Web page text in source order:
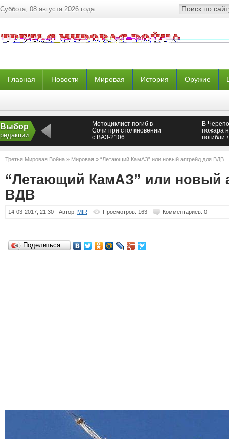
Суббота, 08 августа 2026 года
Главная Новости Мировая История Оружие
Выбор
редакции
Мотоциклист погиб в
Сочи при столкновении
с ВАЗ-2106
В
пожара
погибли
Третья Мировая Война » Мировая » “Летающий КамАЗ” или новый апгрейд для ВДВ
“Летающий КамАЗ” или новый
ВДВ
14-03-2017, 21:30 Автор: MIR Просмотров: 163 Комментариев: 0
Поделиться…